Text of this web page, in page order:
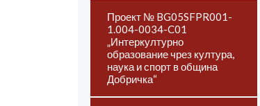
Проект № BG05SFPR001-
1.004-0034-C01
„Интеркултурно
образование чрез култура,
наука и спорт в община
Добричка“